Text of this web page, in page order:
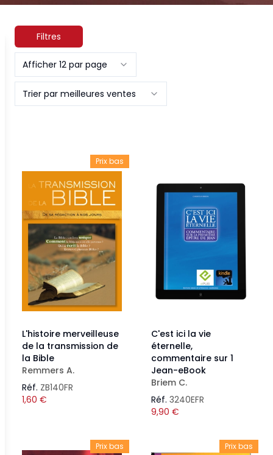
Filtres
Afficher 12 par page
Trier par meilleures ventes
Prix bas
L'histoire merveilleuse
de la transmission de
la Bible
Remmers A.
Réf. ZB140FR
1,60 €
C'est ici la vie
éternelle,
commentaire sur 1
Jean-eBook
Briem C.
Réf. 3240EFR
9,90 €
Prix bas Prix bas